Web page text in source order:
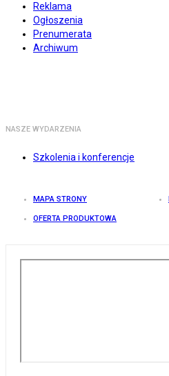
Reklama
Ogłoszenia
Prenumerata
Archiwum
NASZE WYDARZENIA
Szkolenia i konferencje
MAPA STRONY
OFERTA PRODUKTOWA